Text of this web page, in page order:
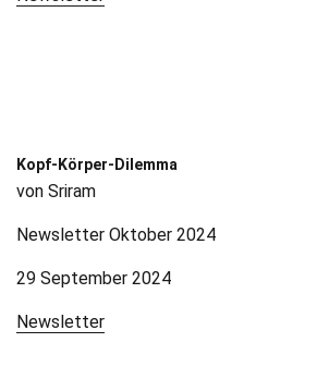
Kopf-Körper-Dilemma
von Sriram
Newsletter Oktober 2024
29 September 2024
Newsletter